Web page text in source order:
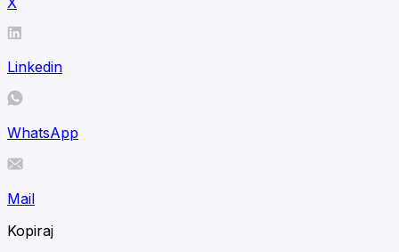
Linkedin
WhatsApp
Mail
Kopiraj